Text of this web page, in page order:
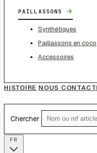
PAILLASSONS →
Synthétiques
Paillassons en coco
Accessoires
HISTOIRE NOUS
Chercher